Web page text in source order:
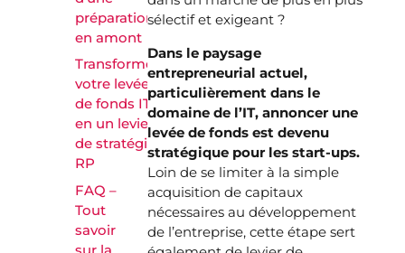
préparation
en amont
Transformez
votre levée
de fonds IT
en un levier
de stratégie
RP
FAQ –
Tout
savoir
sur la
sélectif et exigeant ?
Dans le paysage
entrepreneurial actuel,
particulièrement dans le
domaine de l’IT, annoncer une
levée de fonds est devenu
stratégique pour les start-ups.
Loin de se limiter à la simple
acquisition de capitaux
nécessaires au développement
de l’entreprise, cette étape sert